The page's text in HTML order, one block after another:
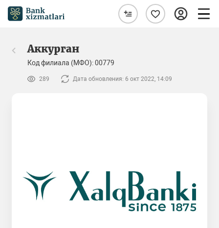
Аккурган
Код филиала (МФО): 00779
289 Дата обновления: 6 окт 2022, 14:09